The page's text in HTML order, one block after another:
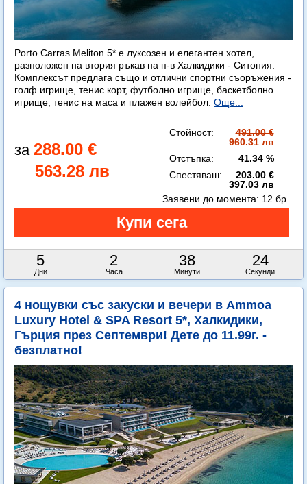
Porto Carras Meliton 5* е луксозен и елегантен хотел,
разположен на втория ръкав на п-в Халкидики - Ситония.
Комплексът предлага също и отлични спортни съоръжения -
голф игрище, тенис корт, футболно игрище, баскетболно
игрище, тенис на маса и плажен волейбол. Още...
288.00 €
563.28 лв
Стойност:
491.00 €
960.31 лв
Отстъпка:
41.34 %
Спестяваш:
203.00 €
397.03 лв
5
Дни
2
Часа
38
Минути
22
Секунди
Заявени до момента: 12 бр.
4 нощувки със закуски и вечери в Ammoa
Luxury Hotel & SPA Resort 5*, Халкидики,
Гърция през Септември! Дете до 11.99г. -
безплатно!